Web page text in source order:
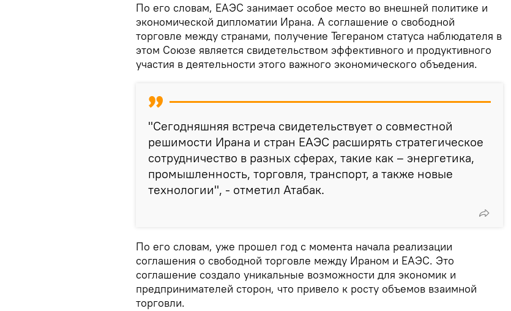
По его словам, ЕАЭС занимает особое место во внешней политике и
экономической дипломатии Ирана. А соглашение о свободной
торговле между странами, получение Тегераном статуса наблюдателя в
этом Союзе является свидетельством эффективного и продуктивного
участия в деятельности этого важного экономического объедения.
"Сегодняшняя встреча свидетельствует о совместной
решимости Ирана и стран ЕАЭС расширять стратегическое
сотрудничество в разных сферах, такие как – энергетика,
промышленность, торговля, транспорт, а также новые
технологии", - отметил Атабак.
По его словам, уже прошел год с момента начала реализации
соглашения о свободной торговле между Ираном и ЕАЭС. Это
соглашение создало уникальные возможности для экономик и
предпринимателей сторон, что привело к росту объемов взаимной
торговли.